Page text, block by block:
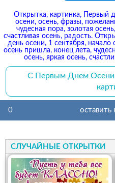
Открытка, картинка, Первый
осени, осень, фразы,
чудесная пора, золотая
счастливая осень, радость.
день осени, 1 сентября,
осень пришла, конец лета,
осень, яркая осень,
С Первым Днем
0
СЛУЧАЙНЫЕ ОТКРЫТКИ